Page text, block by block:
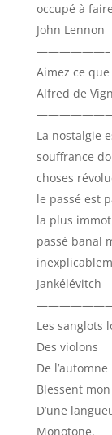
occupé à
John Lennon
——————–
Aimez ce
Alfred de
La nostalgie
souffrance
choses
le passé est
la plus
passé banal
Jankélévitch
Les sanglots
Des violons
De l’automne
Blessent
D’une
Monotone.